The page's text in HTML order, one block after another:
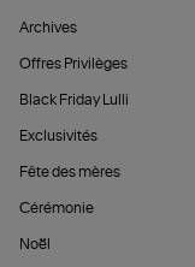
Archives
Offres Privilèges
Black Friday Lulli
Exclusivités
Fête des mères
Cérémonie
Noël